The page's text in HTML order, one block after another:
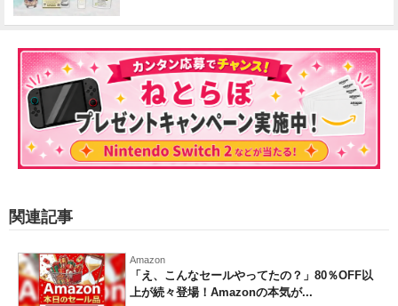
関連記事
Amazon
「え、こんなセールやってたの？」80％OFF以
上が続々登場！Amazonの本気が...